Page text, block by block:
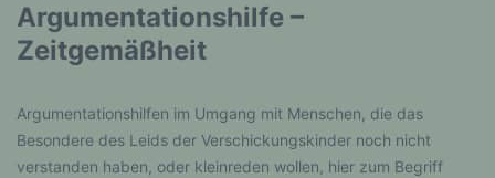
Argumentationshilfe –
Zeitgemäßheit
Argumentationshilfen im Umgang mit Menschen, die das
Besondere des Leids der Verschickungskinder noch nicht
verstanden haben, oder kleinreden wollen, hier zum Begriff